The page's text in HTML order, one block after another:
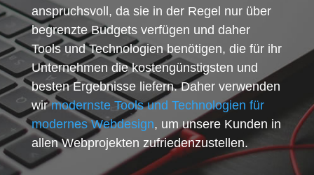
anspruchsvoll, da sie in der Regel nur über
begrenzte Budgets verfügen und daher
Tools und Technologien benötigen, die für ihr
Unternehmen die kostengünstigsten und
besten Ergebnisse liefern. Daher verwenden
wirmodernste Tools und Technologien für
modernes Webdesign, um unsere Kunden in
allen Webprojekten zufriedenzustellen.